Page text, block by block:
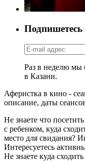
Раз в неделю мы
в Казани.
Аферистка в кино -
описание, даты
Не знаете что
с ребенком, куда
место для свидания?
Интересуетесь
Не знаете куда